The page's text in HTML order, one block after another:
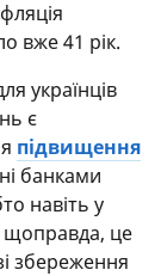
вже 41 рік.
українців
є
підвищення
банками
навіть у
щоправда, це
збереження